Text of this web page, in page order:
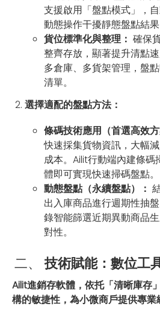
支援啟用「盤點模式」，
動態操作干擾靜態盤點結果
貨位標準化與整理： 確保
整齊存放，顯著提升清點
多倉庫、多貨架管理，盤
清單。
選擇適配的盤點方法：
條碼技術應用（首選高效方
快速採集貨物資訊，大幅
成本。Ailit行動端內建條碼
體即可實現快速掃碼盤點。
動態盤點（永續盤點）：
出入庫商品進行週期性抽
錄智能篩選近期異動商品
對性。
二、技術賦能：數位工
Ailit進銷存軟體，依托「清晰庫存
構的敏捷性，為小微商戶提供專業